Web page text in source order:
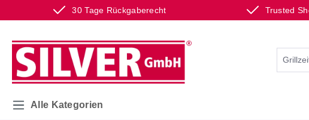
30 Tage Rückgaberecht Trusted
Hauptinhalt springen
Zur Suche springen
Zur Hauptnavigation springen
Alle Kategorien